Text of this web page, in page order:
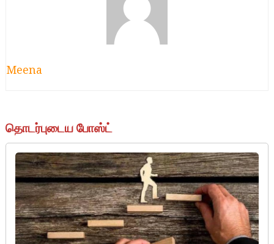
Meena
தொடர்புடைய போஸ்ட்